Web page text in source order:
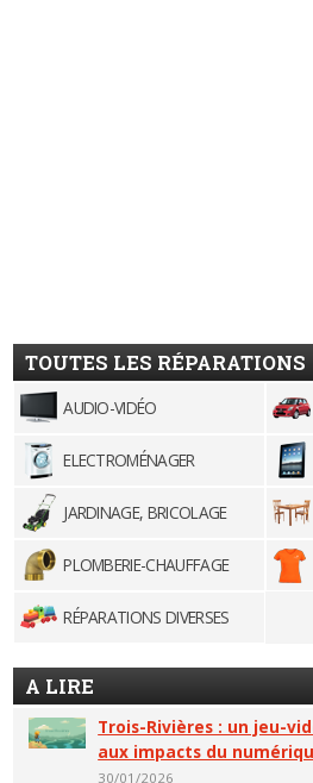
TOUTES LES RÉPARATIONS
AUDIO-VIDÉO
ELECTROMÉNAGER
JARDINAGE, BRICOLAGE
PLOMBERIE-CHAUFFAGE
RÉPARATIONS DIVERSES
A LIRE
Trois-Rivières : un jeu-
aux impacts du
30/01/2026